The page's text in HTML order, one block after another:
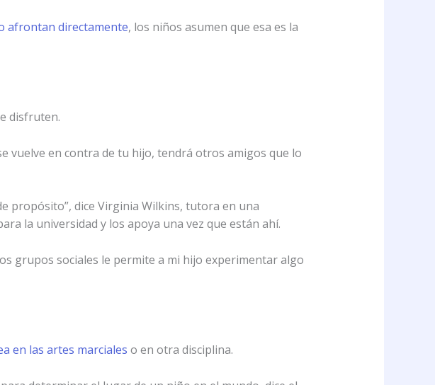
afrontan directamente, los niños asumen que esa es la
disfruten.
vuelve en contra de tu hijo, tendrá otros amigos que lo
propósito”, dice Virginia Wilkins, tutora en una
la universidad y los apoya una vez que están ahí.
grupos sociales le permite a mi hijo experimentar algo
en las artes marciales o en otra disciplina.